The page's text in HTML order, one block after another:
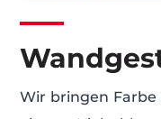
Wir bringen